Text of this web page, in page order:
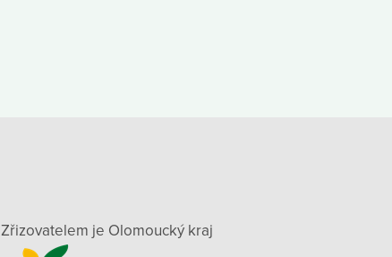
Zřizovatelem je Olomoucký kraj